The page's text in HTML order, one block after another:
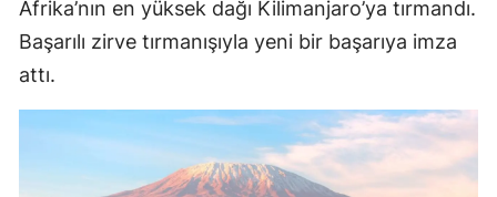
Afrika’nın en yüksek dağı Kilimanjaro’ya tırmandı.
Başarılı zirve tırmanışıyla yeni bir başarıya imza
attı.